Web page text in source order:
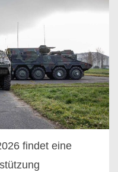
findet eine